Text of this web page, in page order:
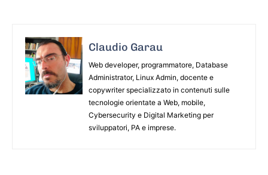
Claudio Garau
Web developer, programmatore, Database
Administrator, Linux Admin, docente e
copywriter specializzato in contenuti sulle
tecnologie orientate a Web, mobile,
Cybersecurity e Digital Marketing per
sviluppatori, PA e imprese.